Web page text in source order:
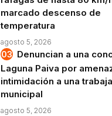
marcado descenso de
temperatura
agosto 5, 2026
Denuncian a una
Laguna Paiva por
intimidación a una
municipal
agosto 5, 2026